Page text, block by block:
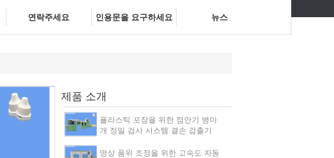
연락주세요 인용문을 요구하세요 뉴스
제품 소개
플라스틱 포장을 위한 점안기 병마
개 정밀 검사 시스템 결손 검출기
영상 품위 조정을 위한 고속도 자동